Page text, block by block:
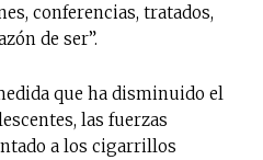
conferencias, tratados,
de ser”.
que ha disminuido el
las fuerzas
a los cigarrillos